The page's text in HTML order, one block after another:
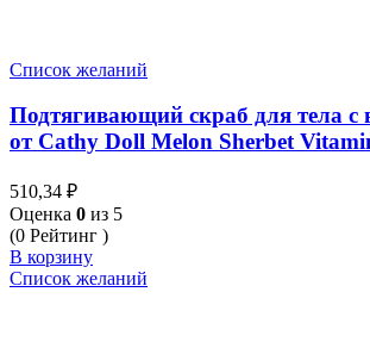
Список желаний
Подтягивающий скраб для тела
от Cathy Doll Melon Sherbet
Scrub 320 гр
510,34 ₽
Оценка 0 из 5
(0 Рейтинг )
В корзину
Список желаний